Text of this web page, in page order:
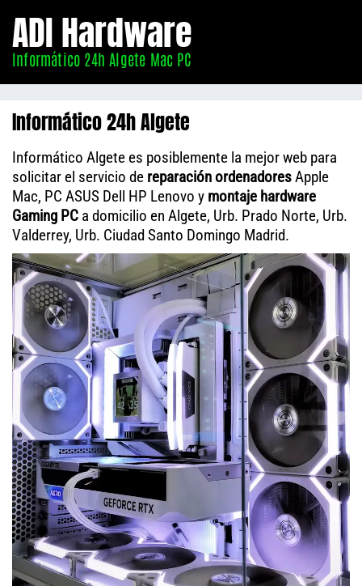
Algete
ADI Hardware
Informático 24h Algete Mac PC
Informático 24h Algete
Informático Algete es posiblemente la mejor web para
solicitar el servicio de reparación ordenadoresApple
Mac, PC ASUS Dell HP Lenovo y montaje hardware
Gaming PC a domicilio en Algete, Urb. Prado Norte, Urb.
Valderrey, Urb. Ciudad Santo Domingo Madrid.